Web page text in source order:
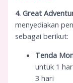
4. Great
menyediakan
sebagai berikut:
Tenda
untuk 1
3 hari